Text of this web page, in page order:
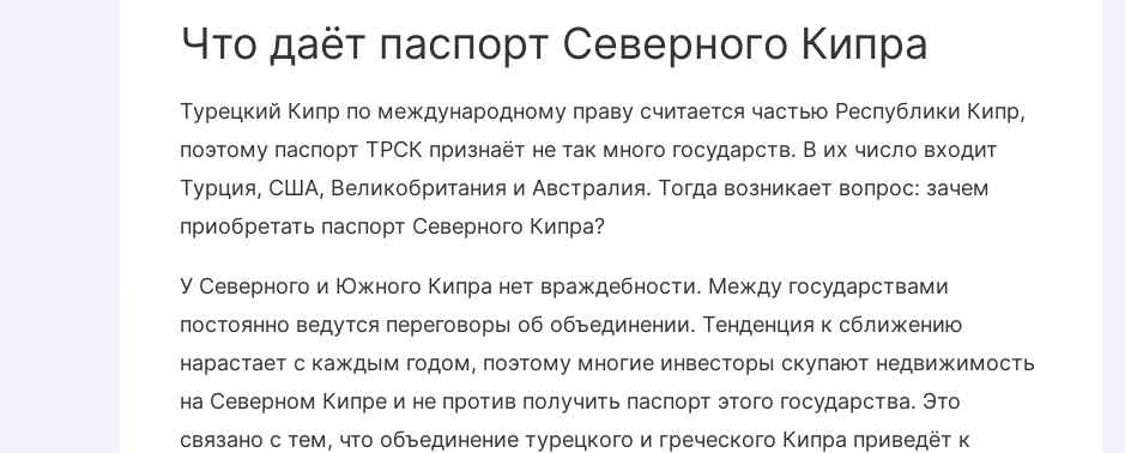
Что даёт паспорт Северного Кипра
Турецкий Кипр по международному праву считается частью Республики Кипр,
поэтому паспорт ТРСК признаёт не так много государств. В их число входит
Турция, США, Великобритания и Австралия. Тогда возникает вопрос: зачем
приобретать паспорт Северного Кипра?
У Северного и Южного Кипра нет враждебности. Между государствами
постоянно ведутся переговоры об объединении. Тенденция к сближению
нарастает с каждым годом, поэтому многие инвесторы скупают недвижимость
на Северном Кипре и не против получить паспорт этого государства. Это
связано с тем, что объединение турецкого и греческого Кипра приведёт к